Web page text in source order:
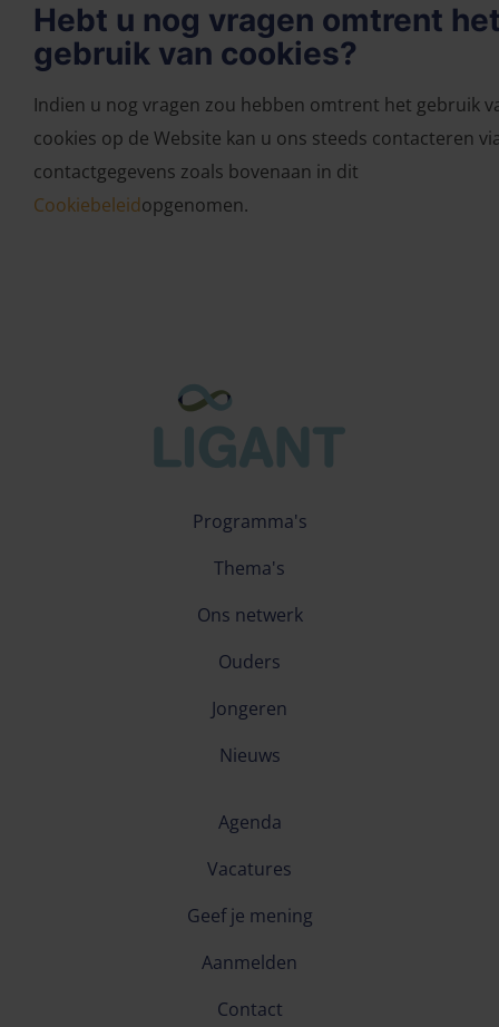
Hebt u nog vragen omtrent
gebruik van cookies?
Indien u nog vragen zou hebben omtrent het gebruik
cookies op de Website kan u ons steeds contacteren
contactgegevens zoals bovenaan in dit
Cookiebeleidopgenomen.
Agenda
Vacatures
Geef je mening
Aanmelden
Contact
Programma's
Thema's
Ons netwerk
Ouders
Jongeren
Nieuws